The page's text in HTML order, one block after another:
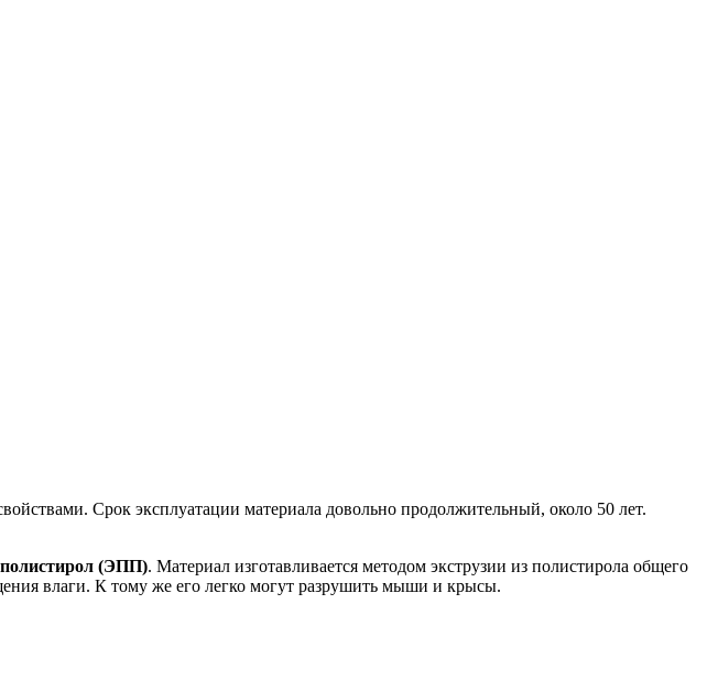
Срок эксплуатации материала довольно продолжительный, около 50 лет.
(ЭПП). Материал изготавливается методом экструзии из полистирола общего
влаги. К тому же его легко могут разрушить мыши и крысы.